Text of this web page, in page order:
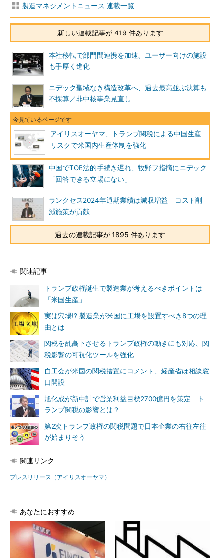
製造マネジメントニュース 連載一覧
新しい連載記事が 419 件あります
本社移転で部門間連携を加速、ユーザー向けの施設
も手厚く進化
ニデック聖域なき構造改革へ、過去最高並ぶ決算も
不採算／非中核事業見直し
アイリスオーヤマ、トランプ関税による中国生産
リスクで米国内生産体制を強化
中国でTOB法的手続き遅れ、牧野フ指摘にニデック
「回答できる立場にない」
ランクセス2024年通期業績は減収増益 コスト削
減施策が貢献
過去の連載記事が 1895 件あります
関連記事
トランプ政権誕生で製造業が考えるべきポイントは
「米国生産」
実は穴場!? 製造業が米国に工場を設置すべき8つの理
由とは
関税を乱高下させるトランプ政権の動きにも対応、関
税影響の可視化ツールを強化
自工会が米国の関税措置にコメント、経産省は相談窓
口開設
旭化成が新中計で営業利益目標2700億円を策定 ト
ランプ関税の影響とは？
第2次トランプ政権の関税問題で日本企業の右往左往
が始まりそう
関連リンク
プレスリリース（アイリスオーヤマ）
あなたにおすすめ